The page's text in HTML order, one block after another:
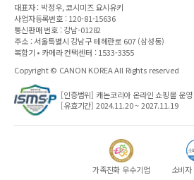
대표자 : 박정우, 코시미즈 요시유키
사업자등록번호 : 120-81-15636
통신판매 번호 : 강남-01282
주소 : 서울특별시 강남구 테헤란로 607 (삼성동)
복합기 • 카메라 컨택센터 : 1533-3355
Copyright © CANON KOREA All Rights reserved
[인증범위] 캐논코리아 온라인 쇼핑몰 운
[유효기간] 2024.11.20 ~ 2027.11.19
가족친화 우수기업 소비